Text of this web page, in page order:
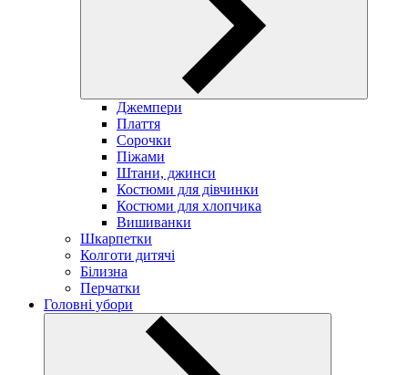
Джемпери
Плаття
Сорочки
Піжами
Штани, джинси
Костюми для дівчинки
Костюми для хлопчика
Вишиванки
Шкарпетки
Колготи дитячі
Білизна
Перчатки
Головні убори